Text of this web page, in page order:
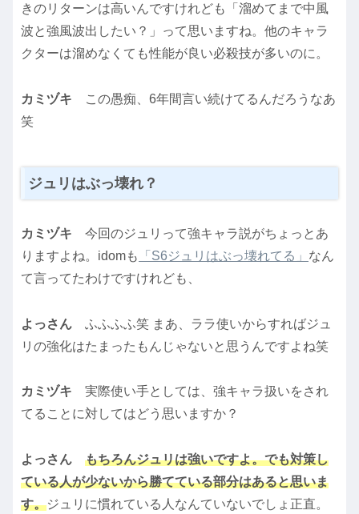
きのリターンは高いんですけれども「溜めてまで中風
波と強風波出したい？」って思いますね。他のキャラ
クターは溜めなくても性能が良い必殺技が多いのに。
カミヅキ この愚痴、6年間言い続けてるんだろうなあ
笑
ジュリはぶっ壊れ？
カミヅキ 今回のジュリって強キャラ説がちょっとあ
りますよね。idomも
「S6ジュリはぶっ壊れてる」 なん
て言ってたわけですけれども、
よっさん ふふふふ笑 まあ、ララ使いからすればジュ
リの強化はたまったもんじゃないと思うんですよね笑
カミヅキ 実際使い手としては、強キャラ扱いをされ
てることに対してはどう思いますか？
よっさん
もちろんジュリは強いですよ。でも対策し
ている人が少ないから勝てている部分はあると思いま
す。ジュリに慣れている人なんていないでしょ正直。